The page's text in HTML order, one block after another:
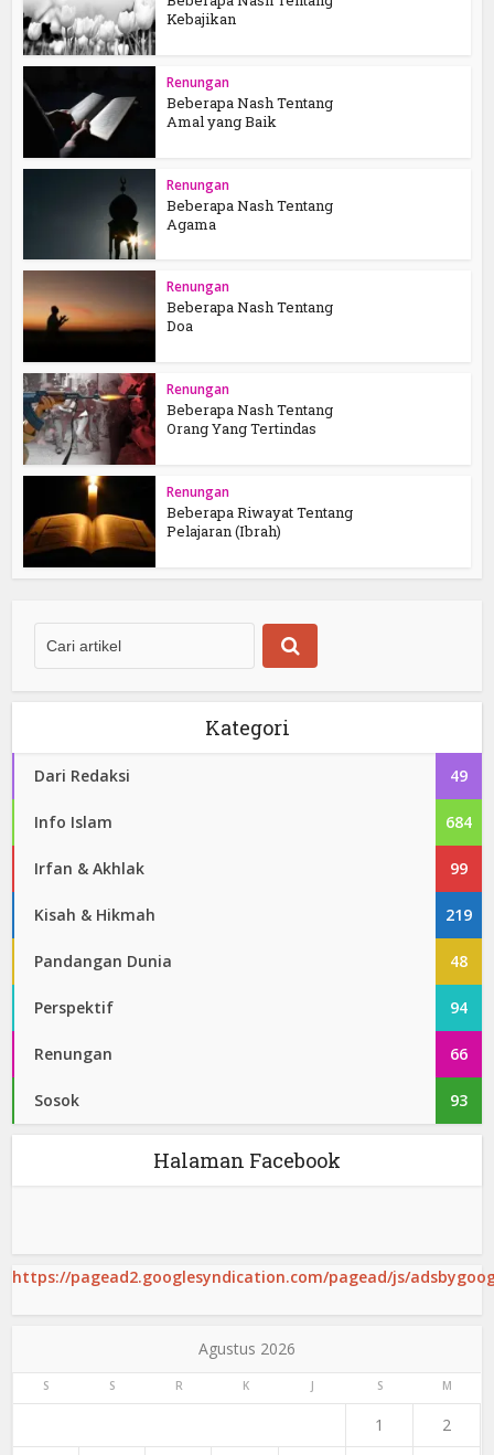
Kebajikan
Renungan
Beberapa Nash Tentang
Amal yang Baik
Renungan
Beberapa Nash Tentang
Agama
Renungan
Beberapa Nash Tentang
Doa
Renungan
Beberapa Nash Tentang
Orang Yang Tertindas
Renungan
Beberapa Riwayat Tentang
Pelajaran (Ibrah)
Kategori
Dari Redaksi 49
Info Islam 684
Irfan & Akhlak 99
Kisah & Hikmah 219
Pandangan Dunia 48
Perspektif 94
Renungan 66
Sosok 93
Halaman Facebook
https://pagead2.googlesyndication.com/pagead/js/
Agustus 2026
S S R K J S M
1 2